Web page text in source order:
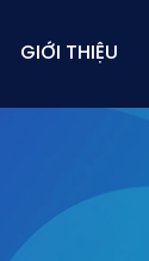
GIỚI THIỆU